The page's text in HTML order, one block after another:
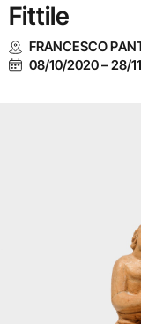
Fittile
FRANCESCO
08/10/2020–28/